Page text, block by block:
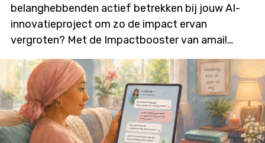
belanghebbenden actief betrekken bij jouw AI-
innovatieproject om zo de impact ervan
vergroten? Met de Impactbooster van amai!
kunnen onderzoekers en innovatoren financiële
ondersteuning aanvragen voor
burgerparticipatie- en outreachactiviteiten die
bijdragen aan meer dialoog, betrokkenheid en
technologieacceptatie. Deze nieuwe oproep zal
initiatieven stimuleren waarin burgers niet alleen